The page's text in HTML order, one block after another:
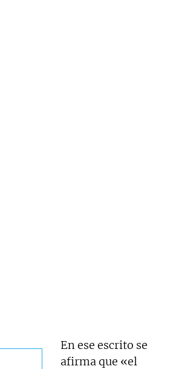
En ese escrito se
afirma que «el